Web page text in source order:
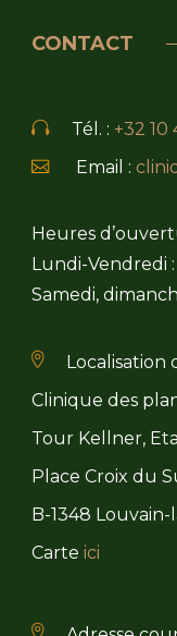
CONTACT
Tél. : +32 10
Email :
Heures
Lundi-Vendredi :
Samedi,
Localisation
Clinique des
Tour Kellner,
Place Croix du
B-1348
Carte ici